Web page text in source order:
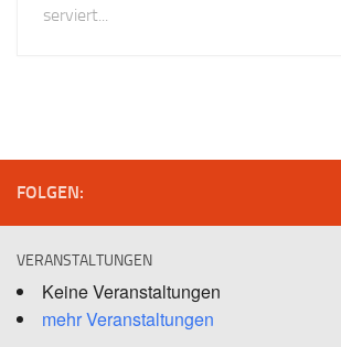
serviert...
FOLGEN:
VERANSTALTUNGEN
Keine Veranstaltungen
mehr Veranstaltungen